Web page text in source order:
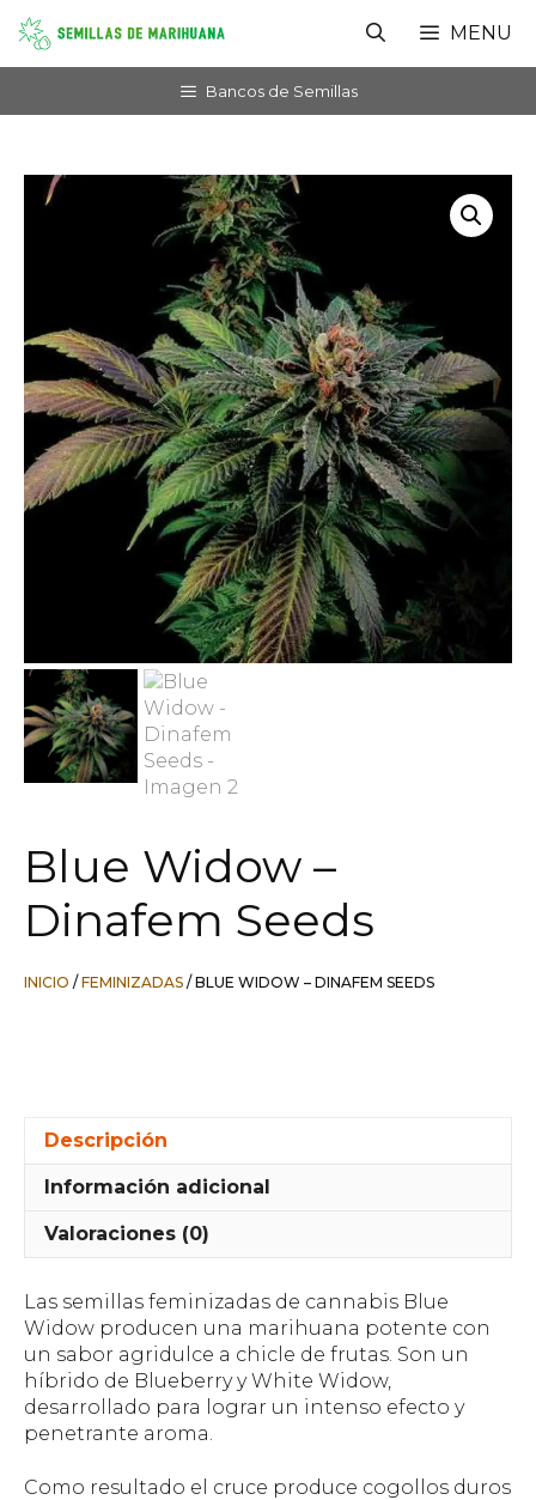
Saltar
contenido
MENU
Bancos de Semillas
Blue Widow –
Dinafem Seeds
INICIO / FEMINIZADAS / BLUE WIDOW – DINAFEM SEEDS
Descripción
Información adicional
Valoraciones (0)
Las semillas feminizadas de cannabis Blue
Widow producen una marihuana potente con
un sabor agridulce a chicle de frutas. Son un
híbrido de Blueberry y White Widow,
desarrollado para lograr un intenso efecto y
penetrante aroma.
Como resultado el cruce produce cogollos duros